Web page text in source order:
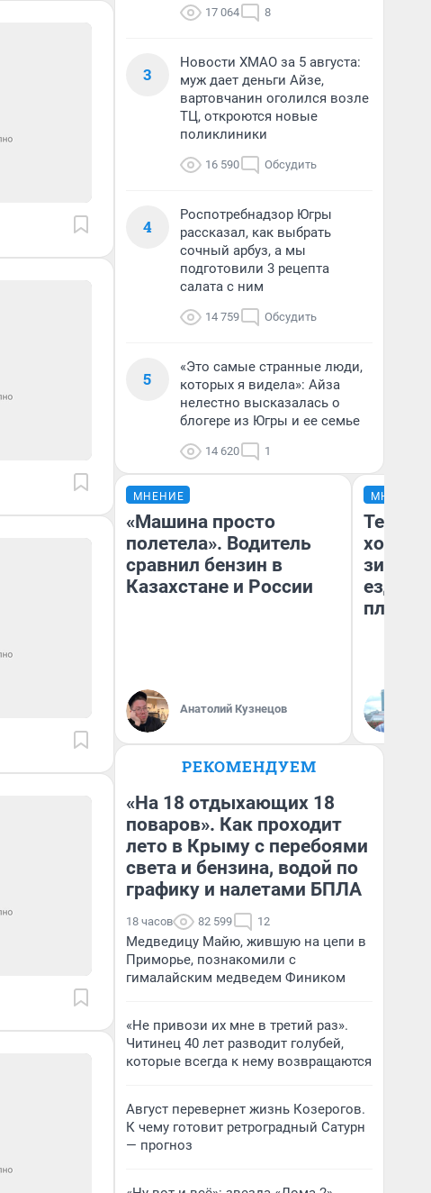
17 064 8
3
Новости ХМАО за 5 августа:
муж дает деньги Айзе,
вартовчанин оголился возле
ТЦ, откроются новые
поликлиники
16 590 Обсудить
4
Роспотребнадзор Югры
рассказал, как выбрать
сочный арбуз, а мы
подготовили 3 рецепта
салата с ним
14 759 Обсудить
5
«Это самые странные люди,
которых я видела»: Айза
нелестно высказалась о
блогере из Югры и ее семье
14 620 1
МНЕНИЕ
«Машина просто
полетела». Водитель
сравнил бензин в
Казахстане и России
Анатолий Кузнецов
МНЕНИЕ
Тепло
зимой.
ездит
плюсы
РЕКОМЕНДУЕМ
«На 18 отдыхающих 18
поваров». Как проходит
лето в Крыму с перебоями
света и бензина, водой по
графику и налетами БПЛА
18 часов 82 599 12
Медведицу Майю, жившую на цепи в
Приморье, познакомили с
гималайским медведем Фиником
«Не привози их мне в третий раз».
Читинец 40 лет разводит голубей,
которые всегда к нему возвращаются
Август перевернет жизнь Козерогов.
К чему готовит ретроградный Сатурн
— прогноз